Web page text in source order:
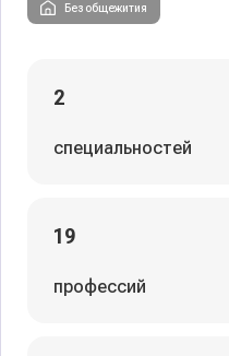
Без общежития
2
специальностей
19
профессий